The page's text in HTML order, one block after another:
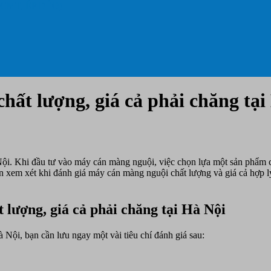
lượng, giá cả phải chăng
Khi đầu tư vào máy cán màng nguội, việc chọn lựa một sản
xét khi đánh giá máy cán màng nguội chất lượng và giá cả
lượng, giá cả phải chăng tại Hà Nội
bạn cần lưu ngay một vài tiêu chí đánh giá sau: